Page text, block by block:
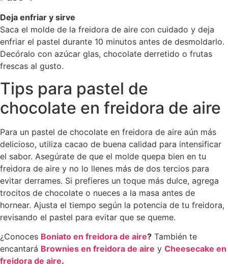
Deja enfriar y sirve
Saca el molde de la freidora de aire con cuidado y deja
enfriar el pastel durante 10 minutos antes de desmoldarlo.
Decóralo con azúcar glas, chocolate derretido o frutas
frescas al gusto.
Tips para pastel de
chocolate en freidora de aire
Para un pastel de chocolate en freidora de aire aún más
delicioso, utiliza cacao de buena calidad para intensificar
el sabor. Asegúrate de que el molde quepa bien en tu
freidora de aire y no lo llenes más de dos tercios para
evitar derrames. Si prefieres un toque más dulce, agrega
trocitos de chocolate o nueces a la masa antes de
hornear. Ajusta el tiempo según la potencia de tu freidora,
revisando el pastel para evitar que se queme.
¿Conoces Boniato en freidora de aire? También te
encantará Brownies en freidora de aire y Cheesecake en
freidora de aire.